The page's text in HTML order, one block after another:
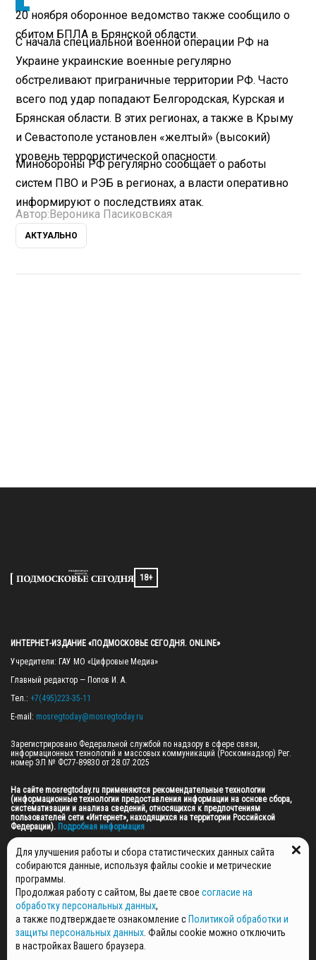
20 ноября оборонное ведомство также сообщило о
сбитом БПЛА в Брянской области.
С начала специальной военной операции РФ на
Украине украинские военные регулярно
обстреливают приграничные территории РФ. Часто
всего под удар попадают Белгородская, Курская и
Брянская области. В этих регионах, а также в Крыму
и Севастополе установлен «желтый» (высокий)
уровень террористической опасности.
Минобороны РФ регулярно сообщает о работы
систем ПВО и РЭБ в регионах, а власти оперативно
информируют о последствиях атак.
Автор:Вероника Пасиковская
АКТУАЛЬНО
18+
ИНТЕРНЕТ-ИЗДАНИЕ «ПОДМОСКОВЬЕ СЕГОДНЯ. ONLINE»
Учредители: ГАУ МО «Цифровые Медиа»
Главный редактор — Попов И. А.
Тел.: +7(495)223-35-11
E-mail: mosregtoday@mosregtoday.ru
Зарегистрировано Федеральной службой по надзору в сфере связи,
информационных технологий и массовых коммуникаций (Роскомнадзор) Рег.
номер ЭЛ № ФС77-89830 от 28.07.2025
На сайте mosregtoday.ru применяются рекомендательные технологии
(информационные технологии предоставления информации на основе сбора,
систематизации и анализа сведений, относящихся к предпочтениям
пользователей сети «Интернет», находящихся на территории Российской
Федерации). Подробная информация
© 2026 ПРАВА НА ВСЕ МАТЕРИАЛЫ САЙТА ПРИНАДЛЕЖАТ ГАУ МО "ЦИФРОВЫЕ
МЕДИА" (ОГРН: 1255000059467).
ПОЛИТИКА ОБРАБОТКИ И ЗАЩИТЫ ПЕРСОНАЛЬНЫХ ДАННЫХ
НОВОСТИ
ГАЗЕТЫ
РЕКЛАМОДАТЕЛЯМ
Для улучшения работы и сбора статистических данных сайта
собираются данные, используя файлы cookie и метрические
программы.
Продолжая работу с сайтом, Вы даете свое согласие на
обработку персональных данных,
а также подтверждаете ознакомление с Политикой обработки и
защиты персональных данных . Файлы cookie можно отключить
в настройках Вашего браузера.